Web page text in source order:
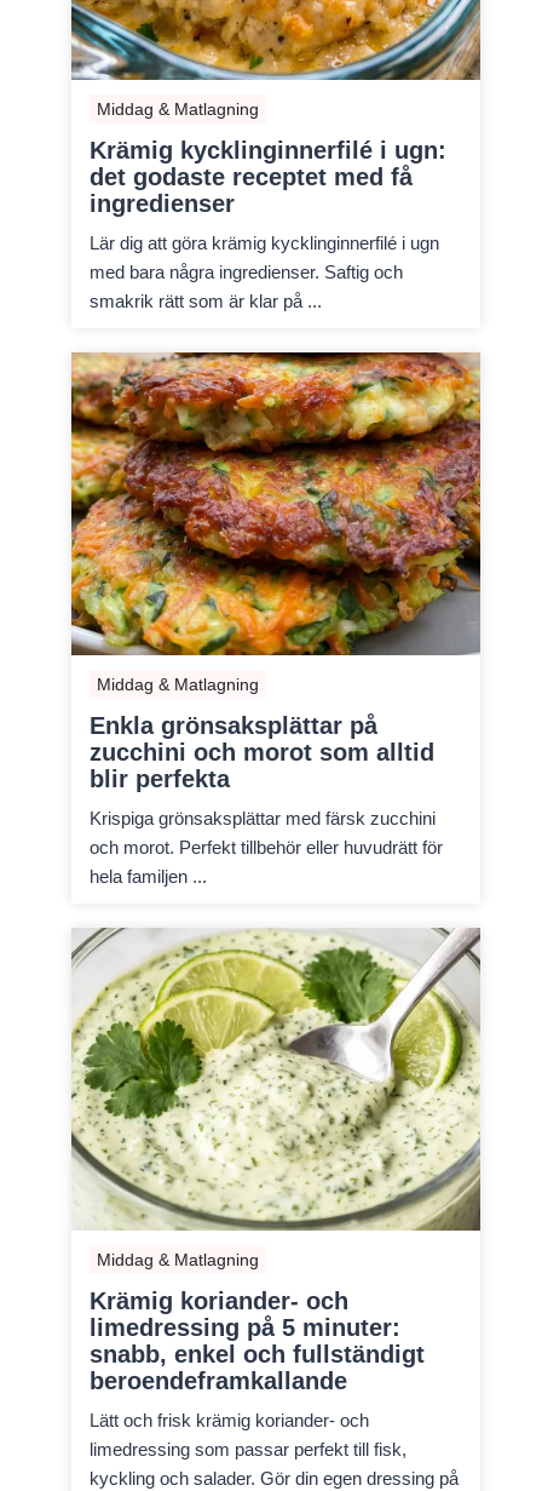
Middag & Matlagning
Krämig kycklinginnerfilé i ugn:
det godaste receptet med få
ingredienser
Lär dig att göra krämig kycklinginnerfilé i ugn
med bara några ingredienser. Saftig och
smakrik rätt som är klar på ...
Middag & Matlagning
Enkla grönsaksplättar på
zucchini och morot som alltid
blir perfekta
Krispiga grönsaksplättar med färsk zucchini
och morot. Perfekt tillbehör eller huvudrätt för
hela familjen ...
Middag & Matlagning
Krämig koriander- och
limedressing på 5 minuter:
snabb, enkel och fullständigt
beroendeframkallande
Lätt och frisk krämig koriander- och
limedressing som passar perfekt till fisk,
kyckling och salader. Gör din egen dressing på